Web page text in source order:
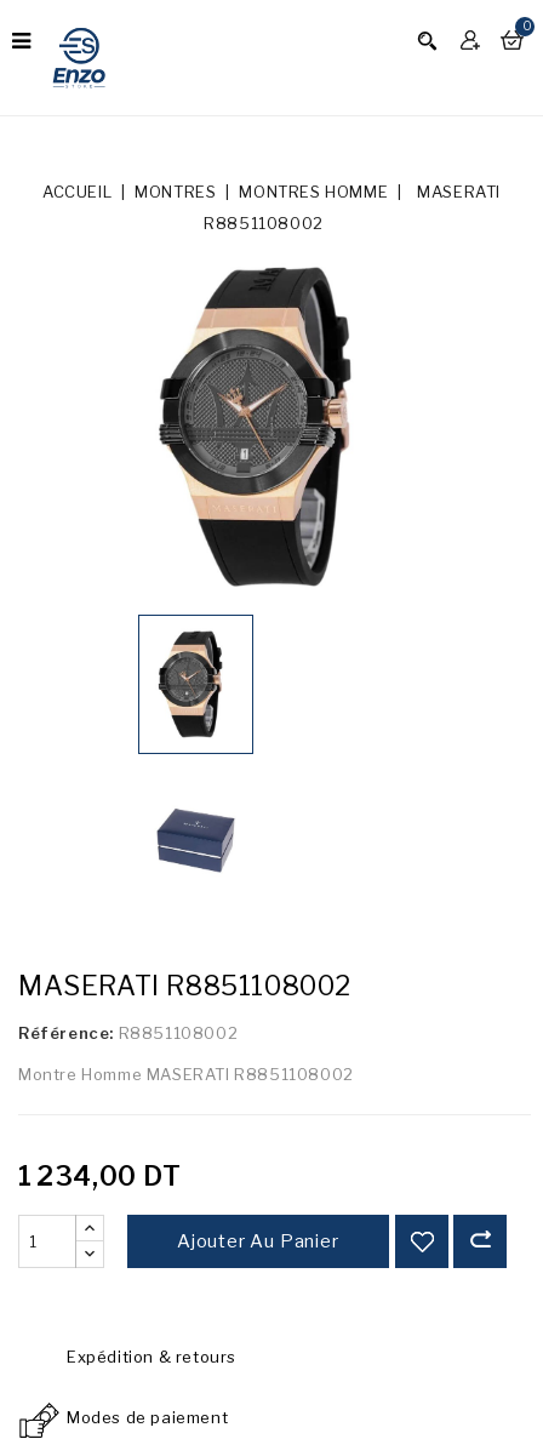
0
ACCUEIL MONTRES MONTRES HOMME
MASERATI
R8851108002
MASERATI R8851108002
Référence: R8851108002
Montre Homme MASERATI R8851108002
1 234,00 DT
Ajouter Au Panier
Expédition & retours
Modes de paiement